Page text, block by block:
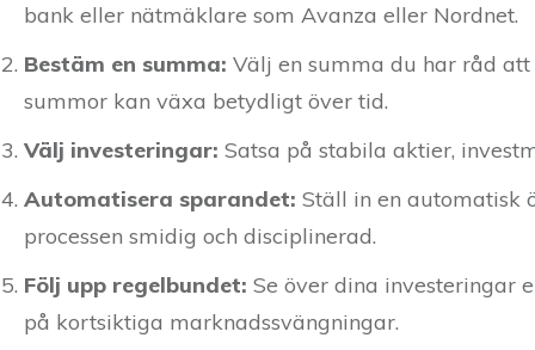
bank eller nätmäklare som Avanza eller Nordnet.
Bestäm en summa: Välj en summa du har råd
summor kan växa betydligt över tid.
Välj investeringar: Satsa på stabila aktier,
Automatisera sparandet: Ställ in en automatisk
processen smidig och disciplinerad.
Följ upp regelbundet: Se över dina investeringar
på kortsiktiga marknadssvängningar.